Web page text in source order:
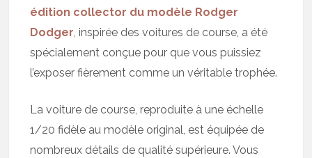
édition collector du modèle Rodger
Dodger, inspirée des voitures de course, a été
spécialement conçue pour que vous puissiez
l’exposer fièrement comme un véritable trophée.
La voiture de course, reproduite à une échelle
1/20 fidèle au modèle original, est équipée de
nombreux détails de qualité supérieure. Vous